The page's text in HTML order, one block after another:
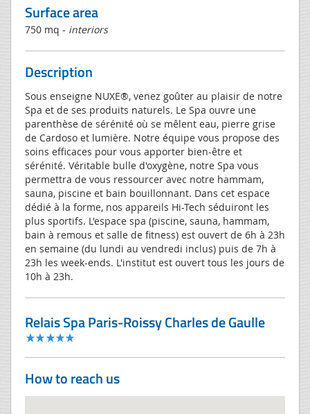
Surface area
750 mq - interiors
Description
Sous enseigne NUXE®, venez goûter au plaisir de notre
Spa et de ses produits naturels. Le Spa ouvre une
parenthèse de sérénité où se mêlent eau, pierre grise
de Cardoso et lumière. Notre équipe vous propose des
soins efficaces pour vous apporter bien-être et
sérénité. Véritable bulle d'oxygène, notre Spa vous
permettra de vous ressourcer avec notre hammam,
sauna, piscine et bain bouillonnant. Dans cet espace
dédié à la forme, nos appareils Hi-Tech séduiront les
plus sportifs. L'espace spa (piscine, sauna, hammam,
bain à remous et salle de fitness) est ouvert de 6h à 23h
en semaine (du lundi au vendredi inclus) puis de 7h à
23h les week-ends. L'institut est ouvert tous les jours de
10h à 23h.
Relais Spa Paris-Roissy Charles de Gaulle
How to reach us